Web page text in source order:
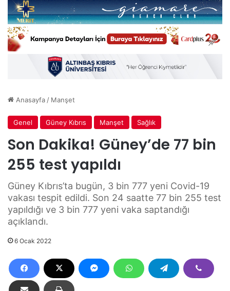
Anasayfa/ Manşet
Genel Güney Kıbrıs Manşet Sağlık
Son Dakika! Güney’de 77 bin
255 test yapıldı
Güney Kıbrıs’ta bugün, 3 bin 777 yeni Covid-19
vakası tespit edildi. Son 24 saatte 77 bin 255 test
yapıldığı ve 3 bin 777 yeni vaka saptandığı
açıklandı.
6 Ocak 2022